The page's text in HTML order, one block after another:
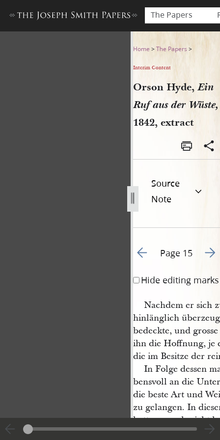
The Papers
Orson Hyde, Ein Ruf aus
Home >The Papers >
Interim Content
Orson Hyde, Ein
Ruf aus der Wüste,
1842, extract
Source
Note
Go to previous page 3
Page 15 Go
Hide editing marks
Nachdem er sich
hinlänglich
bedeckte, und
ihn die Hoffnung, je
die im Besitze der
In Folge dessen
bensvoll an die
die beste Art und
zu gelangen. In
hatte er noch nicht
auf folgende Stelle